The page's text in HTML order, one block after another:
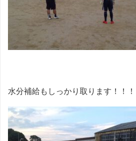
水分補給もしっかり取ります！！！